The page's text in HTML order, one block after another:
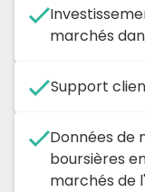
marchés
Support
Données de
boursières
marchés de